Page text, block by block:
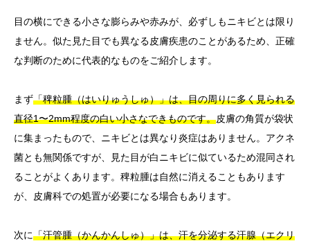
目の横にできる小さな膨らみや赤みが、必ずしもニキビとは限り
ません。似た見た目でも異なる皮膚疾患のことがあるため、正確
な判断のために代表的なものをご紹介します。
まず「稗粒腫（はいりゅうしゅ）」は、目の周りに多く見られる
直径1〜2mm程度の白い小さなできものです。皮膚の角質が袋状
に集まったもので、ニキビとは異なり炎症はありません。アクネ
菌とも無関係ですが、見た目が白ニキビに似ているため混同され
ることがよくあります。稗粒腫は自然に消えることもあります
が、皮膚科での処置が必要になる場合もあります。
次に「汗管腫（かんかんしゅ）」は、汗を分泌する汗腺（エクリ